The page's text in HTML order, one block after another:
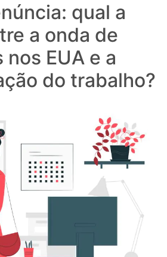
qual a
a onda de
EUA e a
do trabalho?